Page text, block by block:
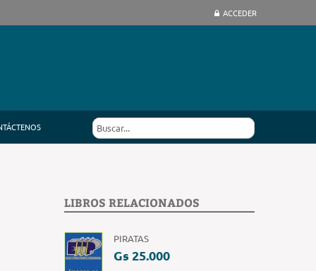
ACCEDER
LIBROS RELACIONADOS
PIRATAS
Gs 25.000